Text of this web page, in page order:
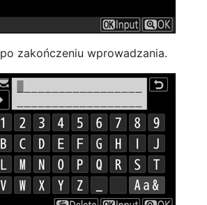
po zakończeniu wprowadzania.